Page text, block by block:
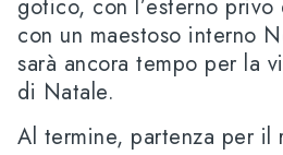
gotico, con l’esterno
con un maestoso interno
sarà ancora tempo per la
di Natale.
Al termine, partenza per il